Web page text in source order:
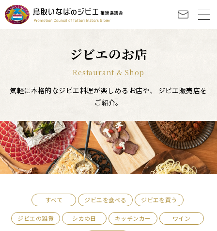
ジビエのお店
Restaurant & Shop
気軽に本格的なジビエ料理が楽しめるお店や、 ジビエ販売店を
ご紹介。
すべて ジビエを食べる ジビエを買う
ジビエの雑貨 シカの日 キッチンカー ワイン